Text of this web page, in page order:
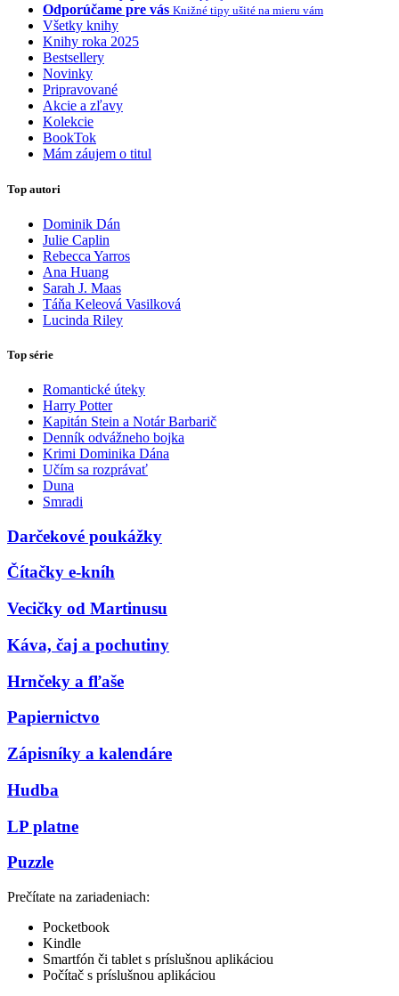
Odporúčame pre vás Knižné tipy ušité na mieru vám
Všetky knihy
Knihy roka 2025
Bestsellery
Novinky
Pripravované
Akcie a zľavy
Kolekcie
BookTok
Mám záujem o titul
Top autori
Dominik Dán
Julie Caplin
Rebecca Yarros
Ana Huang
Sarah J. Maas
Táňa Keleová Vasilková
Lucinda Riley
Top série
Romantické úteky
Harry Potter
Kapitán Stein a Notár Barbarič
Denník odvážneho bojka
Krimi Dominika Dána
Učím sa rozprávať
Duna
Smradi
Darčekové poukážky
Čítačky e-kníh
Vecičky od Martinusu
Káva, čaj a pochutiny
Hrnčeky a fľaše
Papiernictvo
Zápisníky a kalendáre
Hudba
LP platne
Puzzle
Prečítate na zariadeniach:
Pocketbook
Kindle
Smartfón či tablet s príslušnou aplikáciou
Počítač s príslušnou aplikáciou